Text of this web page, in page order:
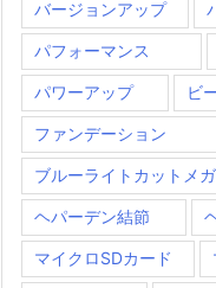
バージョンアップ
パフォーマンス
パワーアップ ビ
ファンデーション
ブルーライトカットメ
ヘパーデン結節
マイクロSDカード